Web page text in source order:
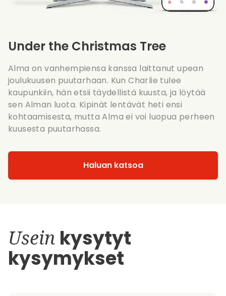
Under the Christmas Tree
Alma on vanhempiensa kanssa laittanut upean
joulukuusen puutarhaan. Kun Charlie tulee
kaupunkiin, hän etsii täydellistä kuusta, ja löytää
sen Alman luota. Kipinät lentävät heti ensi
kohtaamisesta, mutta Alma ei voi luopua perheen
kuusesta puutarhassa.
Haluan katsoa
Usein kysytyt
kysymykset